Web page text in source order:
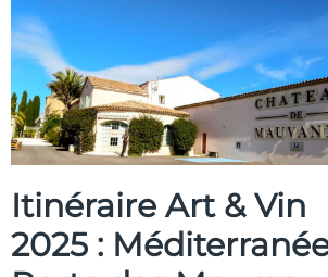
Itinéraire Art & Vin
2025 :